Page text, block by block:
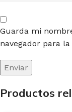
Guarda mi
navegador para
Productos